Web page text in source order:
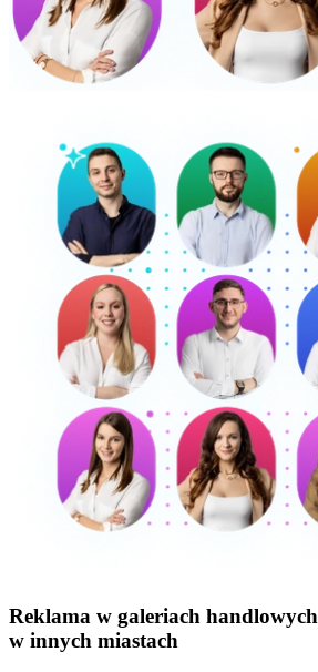
Reklama w galeriach handlowych
w innych miastach